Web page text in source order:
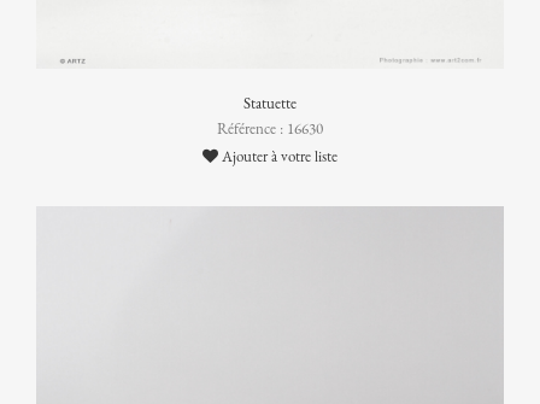
Statuette
Référence : 16630
Ajouter à votre liste